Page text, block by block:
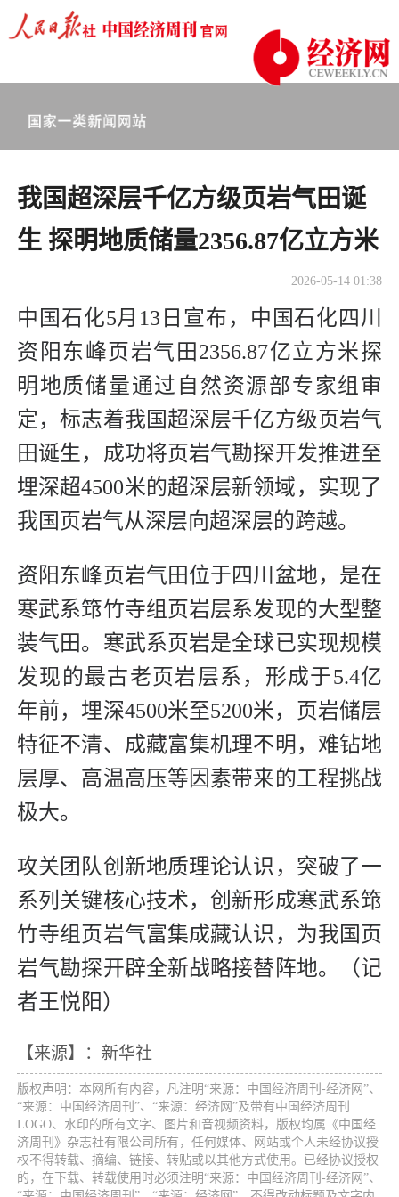
我国超深层千亿方级页岩气田诞
生 探明地质储量2356.87亿立方米
2026-05-14 01:38
中国石化5月13日宣布，中国石化四川
资阳东峰页岩气田2356.87亿立方米探
明地质储量通过自然资源部专家组审
定，标志着我国超深层千亿方级页岩气
田诞生，成功将页岩气勘探开发推进至
埋深超4500米的超深层新领域，实现了
我国页岩气从深层向超深层的跨越。
资阳东峰页岩气田位于四川盆地，是在
寒武系筇竹寺组页岩层系发现的大型整
装气田。寒武系页岩是全球已实现规模
发现的最古老页岩层系，形成于5.4亿
年前，埋深4500米至5200米，页岩储层
特征不清、成藏富集机理不明，难钻地
层厚、高温高压等因素带来的工程挑战
极大。
攻关团队创新地质理论认识，突破了一
系列关键核心技术，创新形成寒武系筇
竹寺组页岩气富集成藏认识，为我国页
岩气勘探开辟全新战略接替阵地。（记
者王悦阳）
【来源】：新华社
版权声明：本网所有内容，凡注明“来源：中国经济周刊-经济网”、
“来源：中国经济周刊”、“来源：经济网”及带有中国经济周刊
LOGO、水印的所有文字、图片和音视频资料，版权均属《中国经
济周刊》杂志社有限公司所有，任何媒体、网站或个人未经协议授
权不得转载、摘编、链接、转贴或以其他方式使用。已经协议授权
的，在下载、转载使用时必须注明“来源：中国经济周刊-经济网”、